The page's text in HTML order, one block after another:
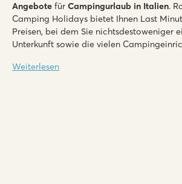
Angebote für Campingurlaub in Italien.
Camping Holidays bietet Ihnen Last
Preisen, bei dem Sie nichtsdestoweniger
Unterkunft sowie die vielen
Weiterlesen